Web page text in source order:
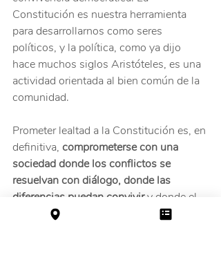
Constitución es nuestra herramienta
para desarrollarnos como seres
políticos, y la política, como ya dijo
hace muchos siglos Aristóteles, es una
actividad orientada al bien común de la
comunidad.
Prometer lealtad a la Constitución es, en
definitiva, comprometerse con una
sociedad donde los conflictos se
resuelvan con diálogo, donde las
diferencias puedan convivir y donde el
respeto por los derechos y por las